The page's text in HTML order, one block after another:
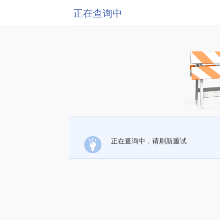
正在查询中
正在查询中，请刷新重试